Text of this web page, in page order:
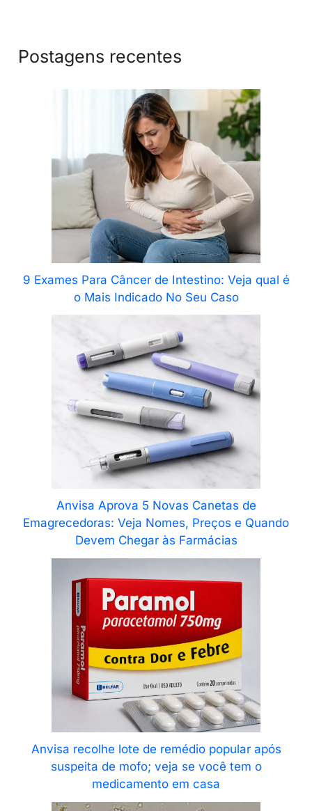
Postagens recentes
9 Exames Para Câncer de Intestino: Veja qual é
o Mais Indicado No Seu Caso
Anvisa Aprova 5 Novas Canetas de
Emagrecedoras: Veja Nomes, Preços e Quando
Devem Chegar às Farmácias
Anvisa recolhe lote de remédio popular após
suspeita de mofo; veja se você tem o
medicamento em casa